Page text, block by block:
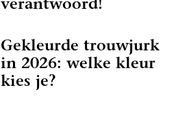
verantwoord!
Gekleurde trouwjurk
in 2026: welke kleur
kies je?